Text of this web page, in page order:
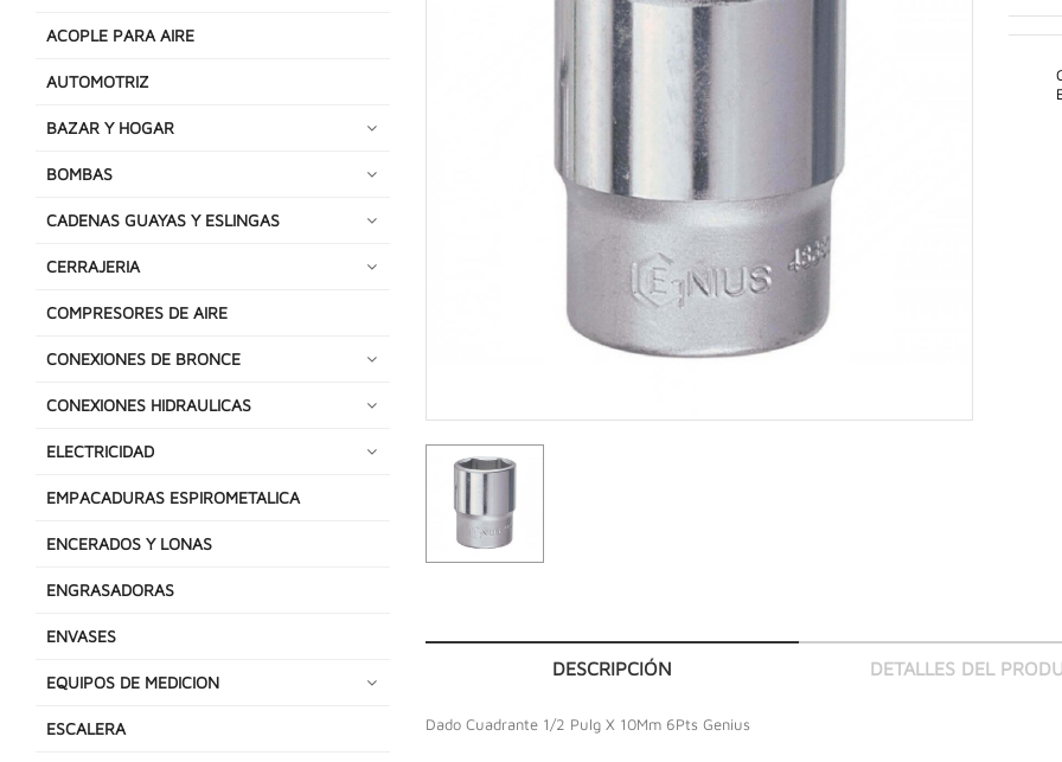
ACOPLE PARA AIRE
AUTOMOTRIZ
BAZAR Y HOGAR
BOMBAS
CADENAS GUAYAS Y ESLINGAS
CERRAJERIA
COMPRESORES DE AIRE
CONEXIONES DE BRONCE
CONEXIONES HIDRAULICAS
ELECTRICIDAD
EMPACADURAS ESPIROMETALICA
ENCERADOS Y LONAS
ENGRASADORAS
ENVASES
EQUIPOS DE MEDICION
ESCALERA
DESCRIPCIÓN DETALLES DEL
Dado Cuadrante 1/2 Pulg X 10Mm 6Pts Genius